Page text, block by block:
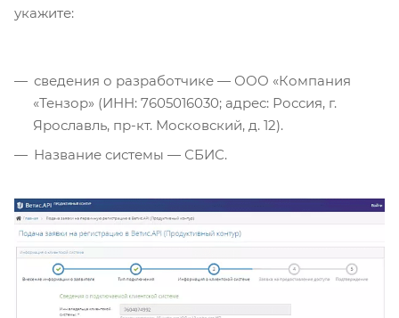
укажите:
сведения о разработчике — ООО «Компания
«Тензор» (ИНН: 7605016030; адрес: Россия, г.
Ярославль, пр-кт. Московский, д. 12).
Название системы — СБИС.